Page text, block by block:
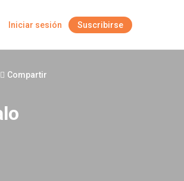
Iniciar sesión Suscribirse
Compartir